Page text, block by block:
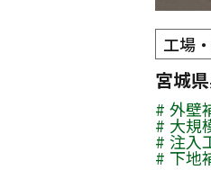
工場
宮城
外壁
大規
注入
下地